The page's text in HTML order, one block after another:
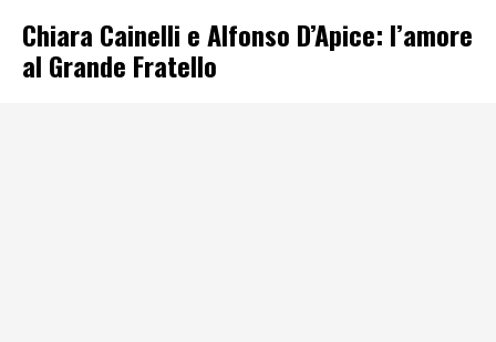
Chiara Cainelli e Alfonso D’Apice: l’amore
al Grande Fratello